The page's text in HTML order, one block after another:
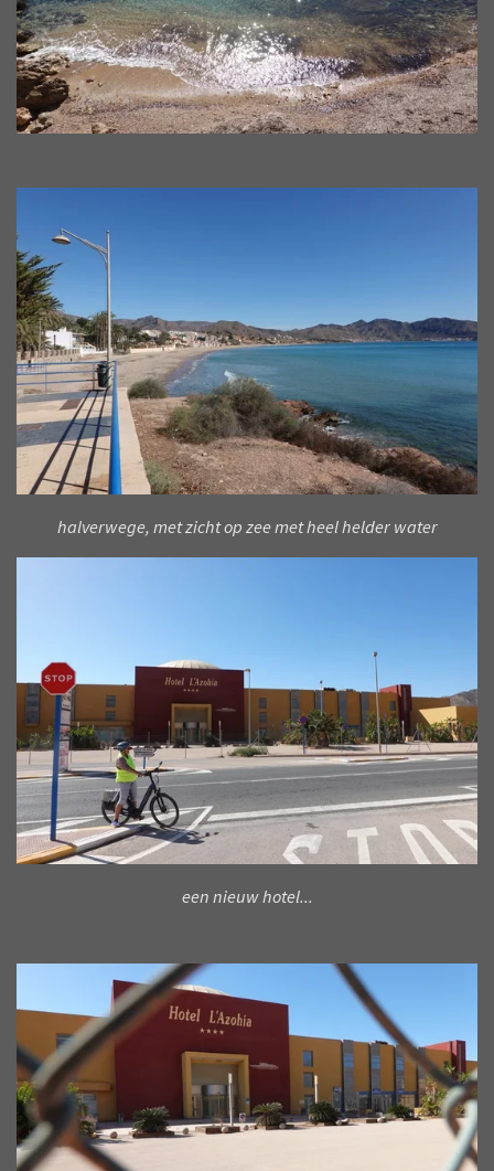
halverwege, met zicht op zee met heel helder water
een nieuw hotel...